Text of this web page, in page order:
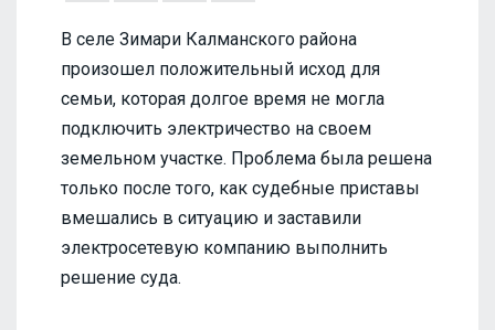
В селе Зимари Калманского района
произошел положительный исход для
семьи, которая долгое время не могла
подключить электричество на своем
земельном участке. Проблема была решена
только после того, как судебные приставы
вмешались в ситуацию и заставили
электросетевую компанию выполнить
решение суда.